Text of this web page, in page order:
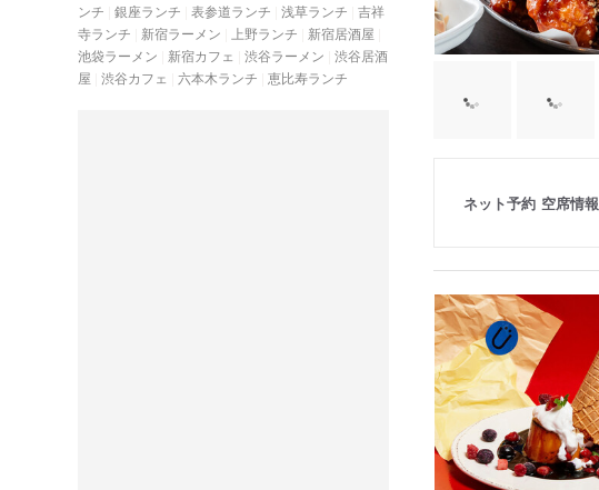
ンチ 銀座ランチ 表参道ランチ 浅草ランチ 吉祥
寺ランチ
新宿ラーメン 上野ランチ
新宿居酒屋
池袋ラーメン
新宿カフェ 渋谷ラーメン 渋谷居酒
屋 渋谷カフェ 六本木ランチ 恵比寿ランチ
ネット予約 空席情報